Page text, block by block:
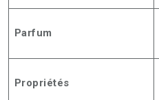
Parfum
Propriétés